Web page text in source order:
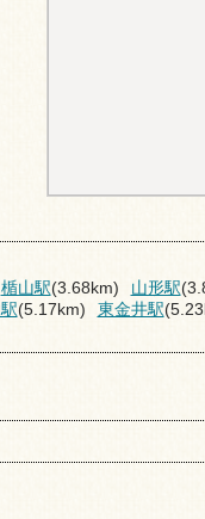
楯山駅(3.68km) 山形駅
(5.17km) 東金井駅